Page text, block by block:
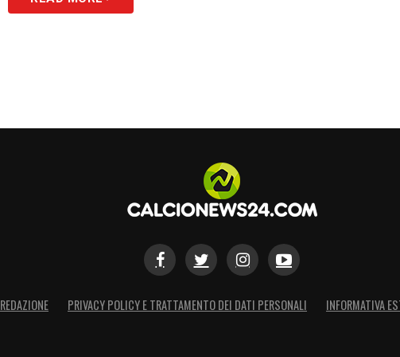
REDAZIONE PRIVACY POLICY E TRATTAMENTO DEI DATI PERSONALI INFORMATIVA